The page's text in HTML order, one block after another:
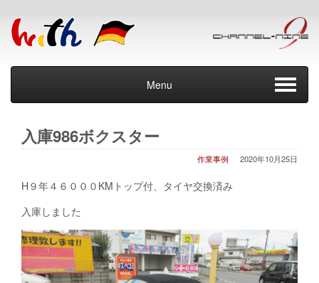
Menu
入庫986ボクスター
2020年10月25日
作業事例
H９年４６０００KMトップ付、タイヤ交換済み
入庫しました